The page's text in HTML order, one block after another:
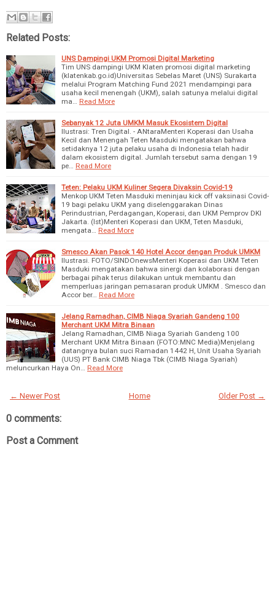
Related Posts:
UNS Dampingi UKM Promosi Digital Marketing
Tim UNS dampingi UKM Klaten promosi digital marketing
(klatenkab.go.id)Universitas Sebelas Maret (UNS) Surakarta
melalui Program Matching Fund 2021 mendampingi para
usaha kecil menengah (UKM), salah satunya melalui digital
ma…
Read More
Sebanyak 12 Juta UMKM Masuk Ekosistem Digital
Ilustrasi: Tren Digital. - ANtaraMenteri Koperasi dan Usaha
Kecil dan Menengah Teten Masduki mengatakan bahwa
setidaknya 12 juta pelaku usaha di Indonesia telah hadir
dalam ekosistem digital. Jumlah tersebut sama dengan 19
pe…
Read More
Teten: Pelaku UKM Kuliner Segera Divaksin Covid-19
Menkop UKM Teten Masduki meninjau kick off vaksinasi Covid-
19 bagi pelaku UKM yang diselenggarakan Dinas
Perindustrian, Perdagangan, Koperasi, dan UKM Pemprov DKI
Jakarta. (Ist)Menteri Koperasi dan UKM, Teten Masduki,
mengata…
Read More
Smesco Akan Pasok 140 Hotel Accor dengan Produk UMKM
Ilustrasi. FOTO/SINDOnewsMenteri Koperasi dan UKM Teten
Masduki mengatakan bahwa sinergi dan kolaborasi dengan
berbagai pihak terus dilakukan untuk membantu dan
memperluas jaringan pemasaran produk UMKM . Smesco dan
Accor ber…
Read More
Jelang Ramadhan, CIMB Niaga Syariah Gandeng 100
Merchant UKM Mitra Binaan
Jelang Ramadhan, CIMB Niaga Syariah Gandeng 100
Merchant UKM Mitra Binaan (FOTO:MNC Media)Menjelang
datangnya bulan suci Ramadan 1442 H, Unit Usaha Syariah
(UUS) PT Bank CIMB Niaga Tbk (CIMB Niaga Syariah)
meluncurkan Haya On…
Read More
← Newer Post Older Post →
Home
0 comments:
Post a Comment